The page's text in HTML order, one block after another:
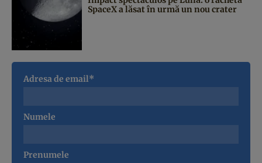
SpaceX a lăsat în urmă un nou crater
Adresa de email*
Numele
Prenumele